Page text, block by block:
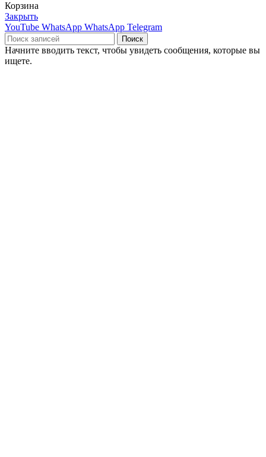
Корзина
Закрыть
YouTube WhatsApp WhatsApp Telegram
Поиск
Начните вводить текст, чтобы увидеть сообщения, которые вы
ищете.